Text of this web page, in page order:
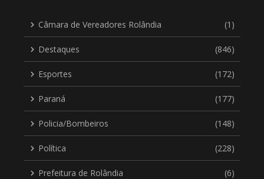
Câmara de Vereadores Rolândia (1)
Destaques (846)
Esportes (172)
Paraná (177)
Policia/Bombeiros (148)
Política (228)
Prefeitura de Rolândia (6)